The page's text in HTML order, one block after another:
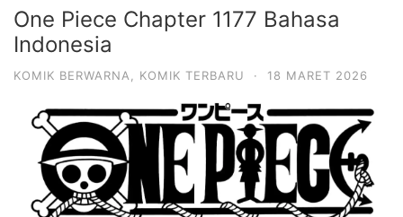
One Piece Chapter 1177 Bahasa
Indonesia
KOMIK BERWARNA KOMIK TERBARU · 18 MARET 2026